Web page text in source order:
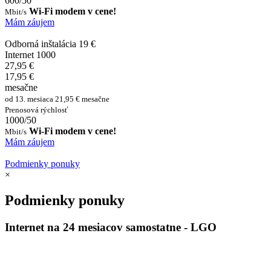
Mbit/s Wi-Fi modem v cene!
Mám záujem
Odborná inštalácia 19 €
Internet 1000
27,95 €
17,95 €
mesačne
od 13. mesiaca 21,95 € mesačne
Prenosová rýchlosť
1000/50
Mbit/s Wi-Fi modem v cene!
Mám záujem
Podmienky ponuky
×
Podmienky ponuky
Internet na 24 mesiacov samostatne - LGO